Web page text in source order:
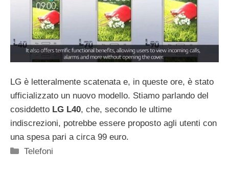
LG è letteralmente scatenata e, in queste ore, è stato
ufficializzato un nuovo modello. Stiamo parlando del
cosiddetto LG L40, che, secondo le ultime
indiscrezioni, potrebbe essere proposto agli utenti con
una spesa pari a circa 99 euro.
Categorie
Telefoni